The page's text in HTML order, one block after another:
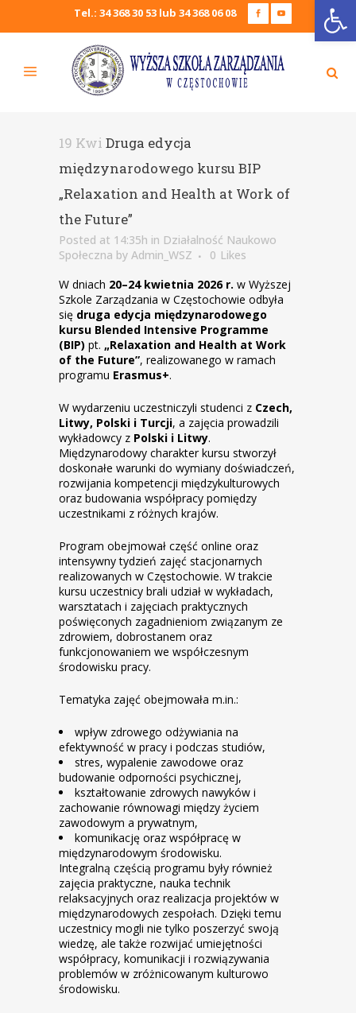
Tel.: 34 368 30 53 lub 34 368 06 08
19 Kwi Druga edycja
międzynarodowego kursu BIP
„Relaxation and Health at Work of
the Future”
Posted at 14:35h in Działalność Naukowo
Społeczna by Admin_WSZ 0 Likes
W dniach 20–24 kwietnia 2026 r. w Wyższej
Szkole Zarządzania w Częstochowie odbyła
się druga edycja międzynarodowego
kursu Blended Intensive Programme
(BIP) pt. „Relaxation and Health at Work
of the Future”, realizowanego w ramach
programu Erasmus+.
W wydarzeniu uczestniczyli studenci z Czech,
Litwy, Polski i Turcji, a zajęcia prowadzili
wykładowcy z Polski i Litwy.
Międzynarodowy charakter kursu stworzył
doskonałe warunki do wymiany doświadczeń,
rozwijania kompetencji międzykulturowych
oraz budowania współpracy pomiędzy
uczestnikami z różnych krajów.
Program obejmował część online oraz
intensywny tydzień zajęć stacjonarnych
realizowanych w Częstochowie. W trakcie
kursu uczestnicy brali udział w wykładach,
warsztatach i zajęciach praktycznych
poświęconych zagadnieniom związanym ze
zdrowiem, dobrostanem oraz
funkcjonowaniem we współczesnym
środowisku pracy.
Tematyka zajęć obejmowała m.in.:
wpływ zdrowego odżywiania na
efektywność w pracy i podczas studiów,
stres, wypalenie zawodowe oraz
budowanie odporności psychicznej,
kształtowanie zdrowych nawyków i
zachowanie równowagi między życiem
zawodowym a prywatnym,
komunikację oraz współpracę w
międzynarodowym środowisku.
Integralną częścią programu były również
zajęcia praktyczne, nauka technik
relaksacyjnych oraz realizacja projektów w
międzynarodowych zespołach. Dzięki temu
uczestnicy mogli nie tylko poszerzyć swoją
wiedzę, ale także rozwijać umiejętności
współpracy, komunikacji i rozwiązywania
problemów w zróżnicowanym kulturowo
środowisku.